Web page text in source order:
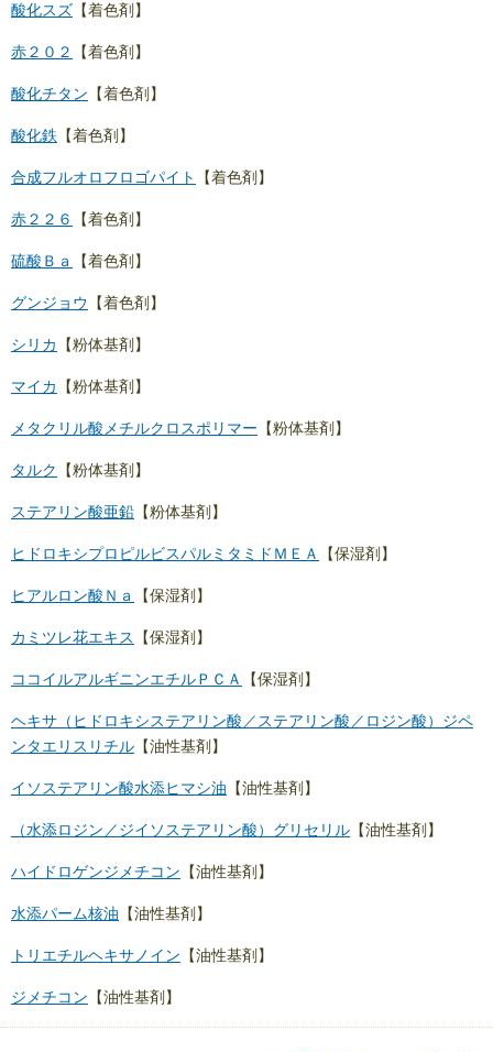
酸化スズ 【着色剤】
赤２０２ 【着色剤】
酸化チタン 【着色剤】
酸化鉄 【着色剤】
合成フルオロフロゴパイト 【着色剤】
赤２２６ 【着色剤】
硫酸Ｂａ 【着色剤】
グンジョウ 【着色剤】
シリカ 【粉体基剤】
マイカ 【粉体基剤】
メタクリル酸メチルクロスポリマー 【粉体基剤】
タルク 【粉体基剤】
ステアリン酸亜鉛 【粉体基剤】
ヒドロキシプロピルビスパルミタミドＭＥＡ 【保湿剤】
ヒアルロン酸Ｎａ 【保湿剤】
カミツレ花エキス 【保湿剤】
ココイルアルギニンエチルＰＣＡ 【保湿剤】
ヘキサ（ヒドロキシステアリン酸／ステアリン酸／ロジン酸）ジペ
ンタエリスリチル 【油性基剤】
イソステアリン酸水添ヒマシ油 【油性基剤】
（水添ロジン／ジイソステアリン酸）グリセリル 【油性基剤】
ハイドロゲンジメチコン 【油性基剤】
水添パーム核油 【油性基剤】
トリエチルヘキサノイン 【油性基剤】
ジメチコン 【油性基剤】